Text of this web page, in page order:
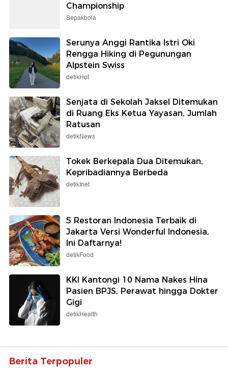
Championship
Sepakbola
Serunya Anggi Rantika Istri Oki
Rengga Hiking di Pegunungan
Alpstein Swiss
detikHot
Senjata di Sekolah Jaksel Ditemukan
di Ruang Eks Ketua Yayasan, Jumlah
Ratusan
detikNews
Tokek Berkepala Dua Ditemukan,
Kepribadiannya Berbeda
detikInet
5 Restoran Indonesia Terbaik di
Jakarta Versi Wonderful Indonesia,
Ini Daftarnya!
detikFood
KKI Kantongi 10 Nama Nakes Hina
Pasien BPJS, Perawat hingga Dokter
Gigi
detikHealth
Berita Terpopuler